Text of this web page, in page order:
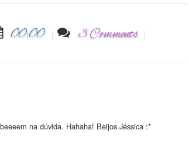
00:00 3 Comments
na dúvida. Hahaha! Beijos Jéssica :*